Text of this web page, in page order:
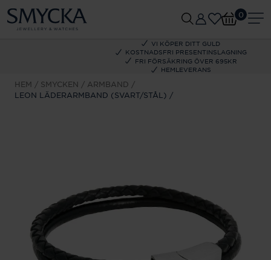
VI KÖPER DITT GULD
KOSTNADSFRI PRESENTINSLAGNING
FRI FÖRSÄKRING ÖVER 695KR
HEMLEVERANS
0
HEM SMYCKEN
ARMBAND
LEON LÄDERARMBAND (SVART/STÅL)